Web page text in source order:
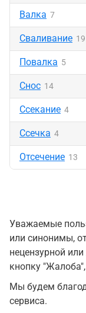
Валка 7
Сваливание 19
Повалка 5
Снос 14
Ссекание 4
Ссечка 4
Отсечение 13
Уважаемые
или синонимы,
нецензурной
кнопку
Мы будем
сервиса.